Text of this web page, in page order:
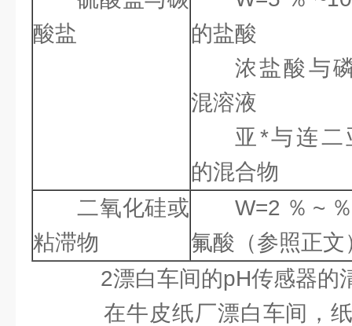
酸盐
的盐酸
浓盐酸与
混溶液
亚*与连二
的混合物
二氧化硅或
粘滞物
W=2％~
氟酸（参照正文
2漂白车间的pH传感器的
在牛皮纸厂漂白车间，